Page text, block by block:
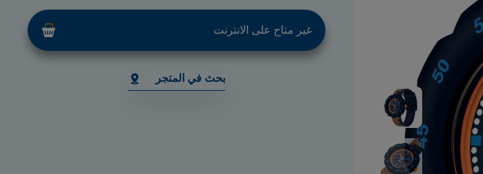
غير متاح على الانترنت
بحث في المتجر